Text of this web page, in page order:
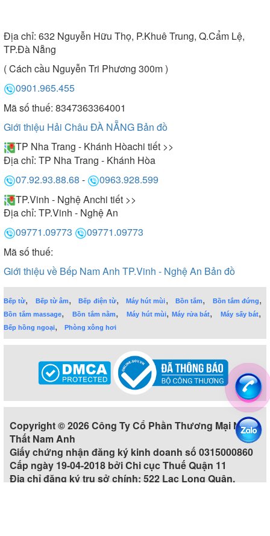
Địa chỉ: 632 Nguyễn Hữu Thọ, P.Khuê Trung, Q.Cẩm Lệ,
TP.Đà Nẵng
( Cách cầu Nguyễn Tri Phương 300m )
0901.965.455
Mã số thuế: 8347363364001
Giới thiệu Hải Châu ĐÀ NẴNG Bản đồ
TP Nha Trang - Khánh Hòachi tiết >>
Địa chỉ: TP Nha Trang - Khánh Hòa
07.92.93.88.68 -
0963.928.599
TP.Vinh - Nghệ Anchi tiết >>
Địa chỉ: TP.Vinh - Nghệ An
09771.09773
09771.09773
Mã số thuế:
Giới thiệu về Bếp Nam Anh TP.Vinh - Nghệ An Bản đồ
Bếp từ, Bếp từ âm,Bếp điện từ,Máy hút mùi, Bồn tắm, Bồn tắm đứng,
Bồn tắm massage,Bồn tắm nằm,Máy hút mùi,Máy rửa bát,Máy sấy bát,
Bếp hồng ngoại, Phòng xông hơi
Copyright © 2026 Công Ty Cổ Phần Thương Mại Nội
Thất Nam Anh
Giấy chứng nhận đăng ký kinh doanh số 0315000860
Cấp ngày 19-04-2018 bởi Chi cục Thuế Quận 11
Địa chỉ đăng ký trụ sở chính: 522 Lạc Long Quân,